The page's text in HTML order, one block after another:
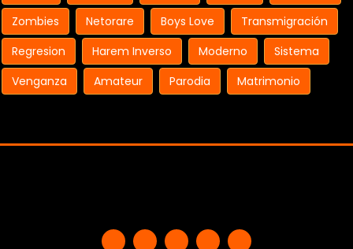
Zombies
Netorare Boys Love
Transmigración
Regresion
Harem Inverso Moderno
Sistema
Venganza
Amateur Parodia Matrimonio